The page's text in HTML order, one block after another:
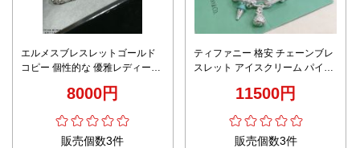
エルメスブレスレットゴールド
コピー 個性的な 優雅レディース
8000円
販売個数3件
ティファニー 格安 チェーンブレ
スレット アイスクリーム パイナ
リピーター多数11500円
販売個数3件